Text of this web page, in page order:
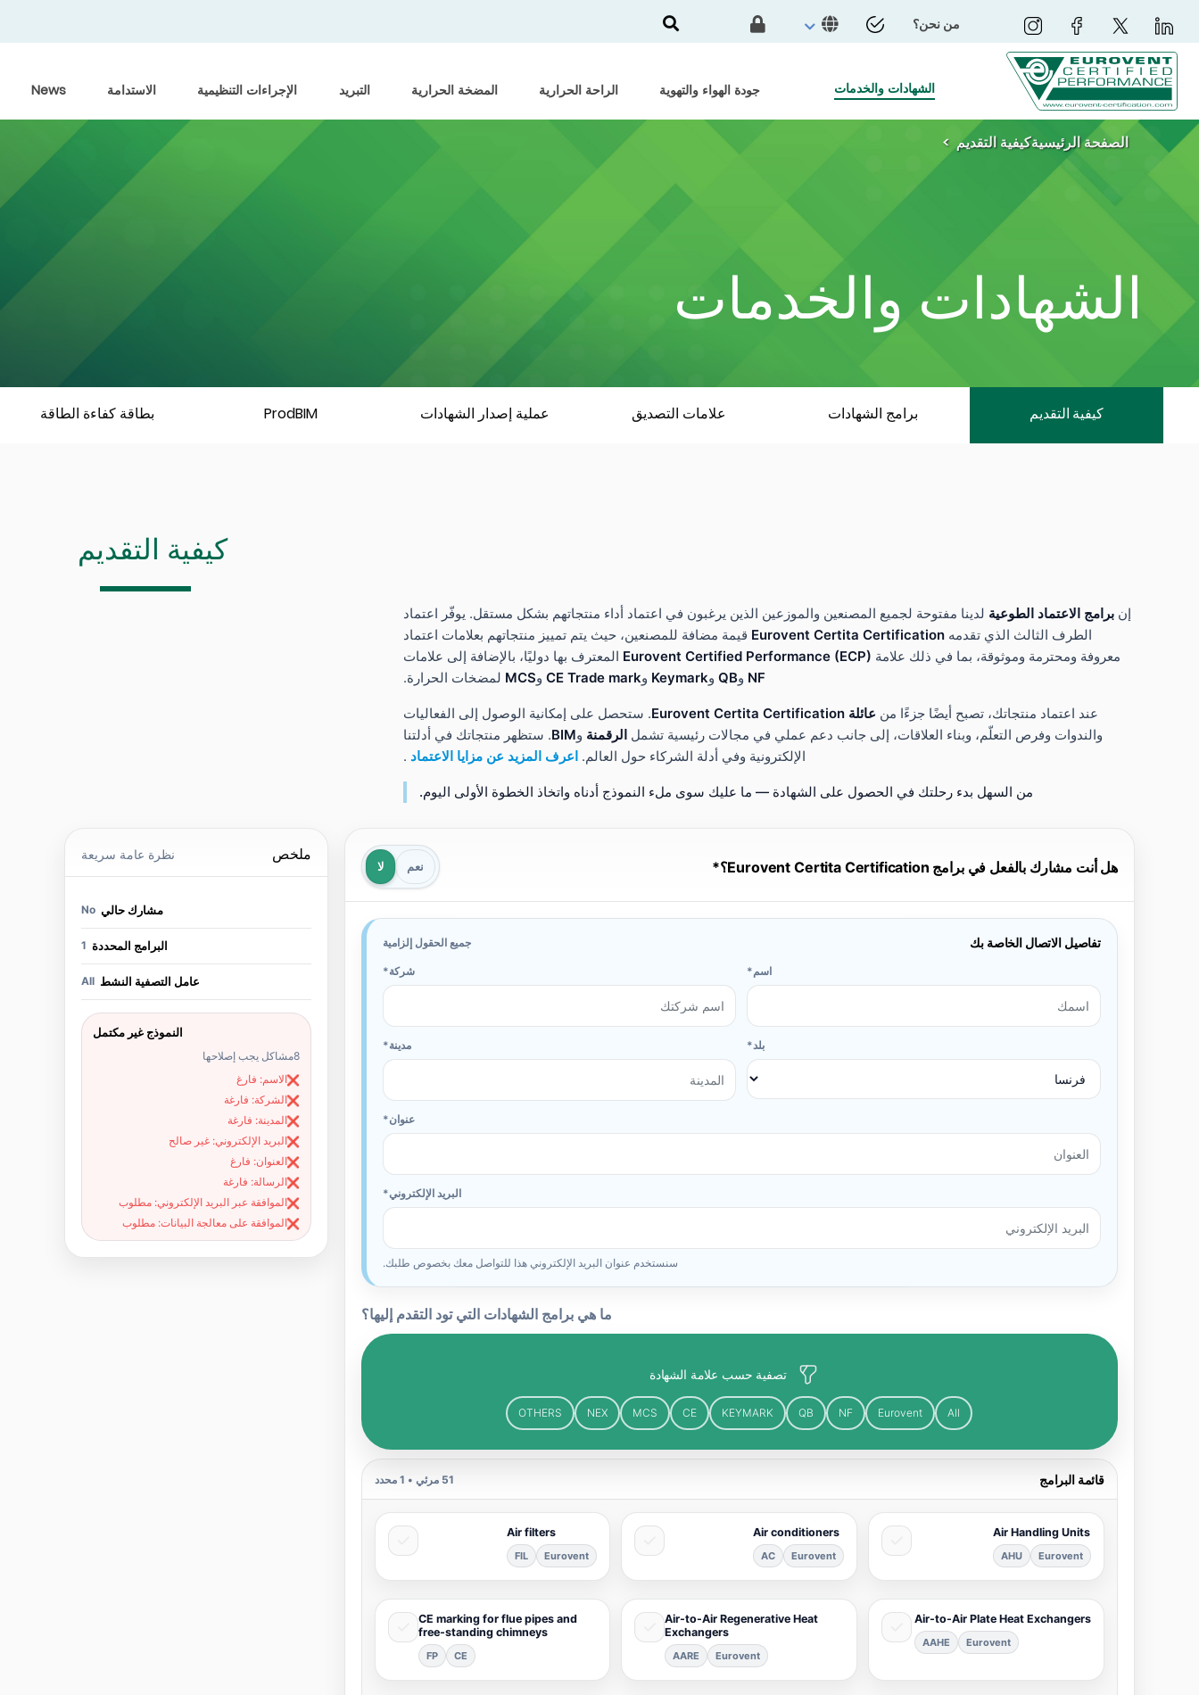
من نحن؟
الشهادات والخدمات جودة الهواء والتهوية الراحة الحرارية المضخة الحرارية التبريد الإجراءات التنظيمية الاستدامة News
الصفحة الرئيسيةكيفية التقديم
الشهادات والخدمات
كيفية التقديم برامج الشهادات علامات التصديق عملية إصدار الشهادات ProdBIM بطاقة كفاءة الطاقة
كيفية التقديم
إن برامج الاعتماد الطوعية لدينا مفتوحة لجميع المصنعين والموزعين الذين يرغبون في اعتماد أداء منتجاتهم بشكل مستقل. يوفّر اعتماد
الطرف الثالث الذي تقدمه Eurovent Certita Certification قيمة مضافة للمصنعين، حيث يتم تمييز منتجاتهم بعلامات اعتماد
معروفة ومحترمة وموثوقة، بما في ذلك علامة Eurovent Certified Performance (ECP) المعترف بها دوليًا، بالإضافة إلى علامات
NF وQB وKeymark وCE Trade mark وMCS لمضخات الحرارة.
عند اعتماد منتجاتك، تصبح أيضًا جزءًا من عائلة Eurovent Certita Certification
. ستحصل على إمكانية الوصول إلى الفعاليات
والندوات وفرص التعلّم، وبناء العلاقات، إلى جانب دعم عملي في مجالات رئيسية تشمل الرقمنة وBIM. ستظهر منتجاتك في أدلتنا
الإلكترونية وفي أدلة الشركاء حول العالم. اعرف المزيد عن مزايا الاعتماد .
من السهل بدء رحلتك في الحصول على الشهادة — ما عليك سوى ملء النموذج أدناه واتخاذ الخطوة الأولى اليوم.
هل أنت مشارك بالفعل في برامج Eurovent Certita Certification؟ نعم لا
تفاصيل الاتصال الخاصة بك جميع الحقول إلزامية
اسم شركة
بلد مدينة
عنوان
البريد الإلكتروني
سنستخدم عنوان البريد الإلكتروني هذا للتواصل معك بخصوص طلبك.
ما هي برامج الشهادات التي تود التقدم إليها؟
تصفية حسب علامة الشهادة
All
Eurovent
NF
QB
KEYMARK
CE
MCS
NEX
OTHERS
قائمة البرامج 51 مرئي • 1 محدد
Air Handling Units
Eurovent
AHU
Air conditioners
Eurovent
AC
Air filters
Eurovent
FIL
Air-to-Air Plate Heat Exchangers
Eurovent
AAHE
Air-to-Air Regenerative Heat
Exchangers
Eurovent
AARE
CE marking for flue pipes and
free-standing chimneys
CE
FP
ملخص نظرة عامة سريعة
مشارك حالي No
البرامج المحددة 1
عامل التصفية النشط All
النموذج غير مكتمل
8مشاكل يجب إصلاحها
❌الاسم: فارغ
❌الشركة: فارغة
❌المدينة: فارغة
❌البريد الإلكتروني: غير صالح
❌العنوان: فارغ
❌الرسالة: فارغة
❌الموافقة عبر البريد الإلكتروني: مطلوب
❌الموافقة على معالجة البيانات: مطلوب